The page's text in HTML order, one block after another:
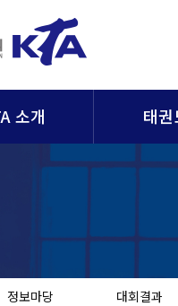
소개 태
정보마당 대회결과